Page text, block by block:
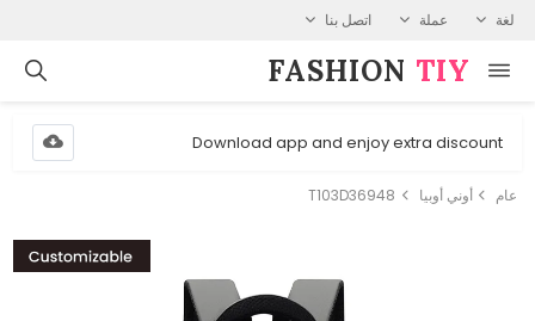
لغة عملة اتصل بنا
FASHION⁠ TIY
Download app and enjoy extra discount
عام أوني أوبيا T103D36948